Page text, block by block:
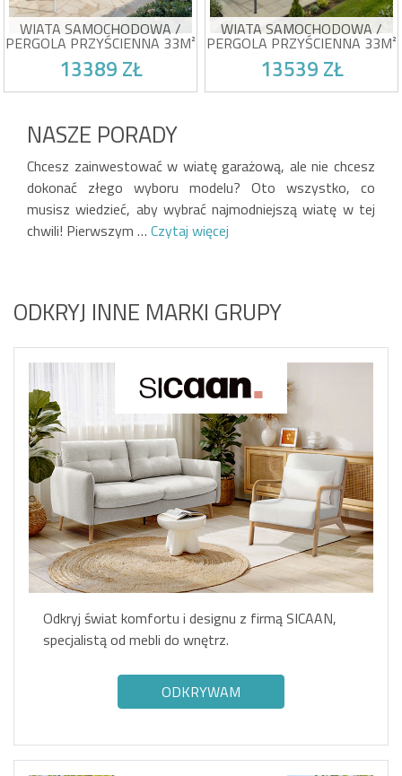
specjalne śruby Dostarczane akcesoria i
specjalne śruby
WIATA SAMOCHODOWA /
PERGOLA PRZYŚCIENNA 33M²
KLEO 11X3M ALUMINIUM
BIAŁY
13389 ZŁ
Szerokość: 1112 cm i
głębokość: 300 cm
Dach: pęcherzykowy z
poliwęglanu
Dostarczane akcesoria i
specjalne śruby
Szacunkowa dostawa pomiędzy 14/08 i
WIATA SAMOCHODOWA /
PERGOLA PRZYŚCIENNA 33M²
KLEO 11X3M ALUMINIUM
SZARY
13539 ZŁ
Antracytowa szarość
Dach: pęcherzykowy z
poliwęglanu
Dostarczane akcesoria i
specjalne śruby
NASZE PORADY
Chcesz zainwestować w wiatę garażową, ale nie chcesz
dokonać złego wyboru modelu? Oto wszystko, co
musisz wiedzieć, aby wybrać najmodniejszą wiatę w tej
chwili! Pierwszym … Czytaj więcej
ODKRYJ INNE MARKI GRUPY
Odkryj świat komfortu i designu z firmą SICAAN,
specjalistą od mebli do wnętrz.
ODKRYWAM